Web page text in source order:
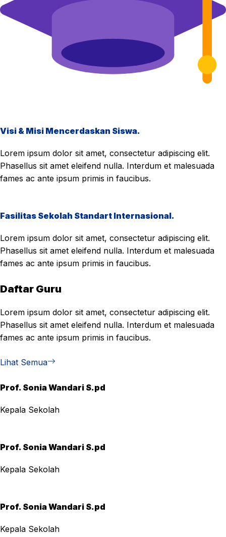
Visi & Misi Mencerdaskan Siswa.
Lorem ipsum dolor sit amet, consectetur adipiscing elit.
Phasellus sit amet eleifend nulla. Interdum et malesuada
fames ac ante ipsum primis in faucibus.
Fasilitas Sekolah Standart Internasional.
Lorem ipsum dolor sit amet, consectetur adipiscing elit.
Phasellus sit amet eleifend nulla. Interdum et malesuada
fames ac ante ipsum primis in faucibus.
Daftar Guru
Lorem ipsum dolor sit amet, consectetur adipiscing elit.
Phasellus sit amet eleifend nulla. Interdum et malesuada
fames ac ante ipsum primis in faucibus.
Lihat Semua
Prof. Sonia Wandari S.pd
Kepala Sekolah
Prof. Sonia Wandari S.pd
Kepala Sekolah
Prof. Sonia Wandari S.pd
Kepala Sekolah